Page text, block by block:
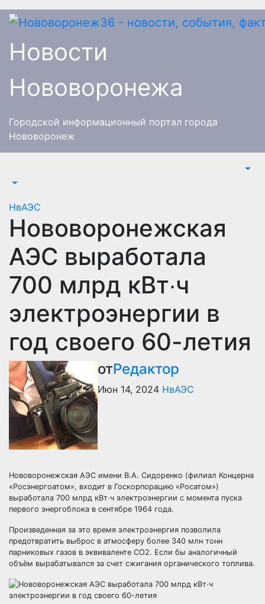
Перейти
Новости
Нововоронежа
Городской информационный портал города
Нововоронеж
НвАЭС
Нововоронежская
АЭС выработала
700 млрд кВт∙ч
электроэнергии в
год своего 60-летия
отРедактор
Июн 14, 2024 НвАЭС
Нововоронежская АЭС имени В.А. Сидоренко (филиал Концерна
«Росэнергоатом», входит в Госкорпорацию «Росатом»)
выработала 700 млрд кВт∙ч электроэнергии с момента пуска
первого энергоблока в сентябре 1964 года.
Произведенная за это время электроэнергия позволила
предотвратить выброс в атмосферу более 340 млн тонн
парниковых газов в эквиваленте СО2. Если бы аналогичный
объём вырабатывался за счет сжигания органического топлива.